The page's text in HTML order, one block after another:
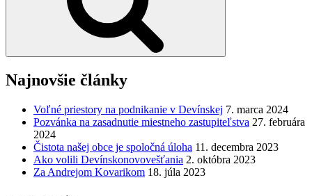
Najnovšie články
Voľné priestory na podnikanie v Devínskej 7. marca 2024
Pozvánka na zasadnutie miestneho zastupiteľstva 27. februára
2024
Čistota našej obce je spoločná úloha 11. decembra 2023
Ako volili Devínskonovovešťania 2. októbra 2023
Za Andrejom Kovarikom 18. júla 2023